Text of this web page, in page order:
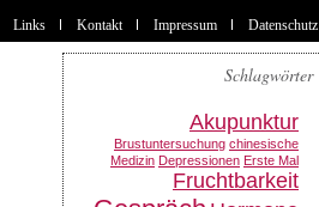
Links Kontakt Impressum Datenschutz
Schlagwörter
Akupunktur
Brustuntersuchung chinesische
Medizin Depressionen Erste Mal
Fruchtbarkeit